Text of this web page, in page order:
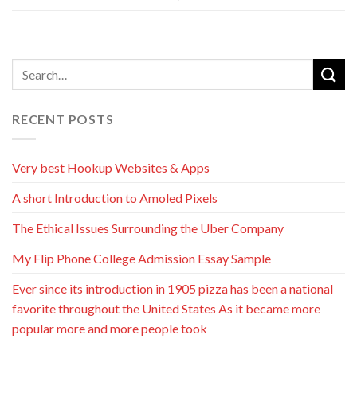
RECENT POSTS
Very best Hookup Websites & Apps
A short Introduction to Amoled Pixels
The Ethical Issues Surrounding the Uber Company
My Flip Phone College Admission Essay Sample
Ever since its introduction in 1905 pizza has been a national
favorite throughout the United States As it became more
popular more and more people took